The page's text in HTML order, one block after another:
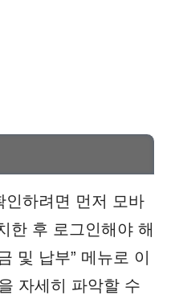
인하려면 먼저 모바
한 후 로그인해야 해
및 납부” 메뉴로 이
자세히 파악할 수